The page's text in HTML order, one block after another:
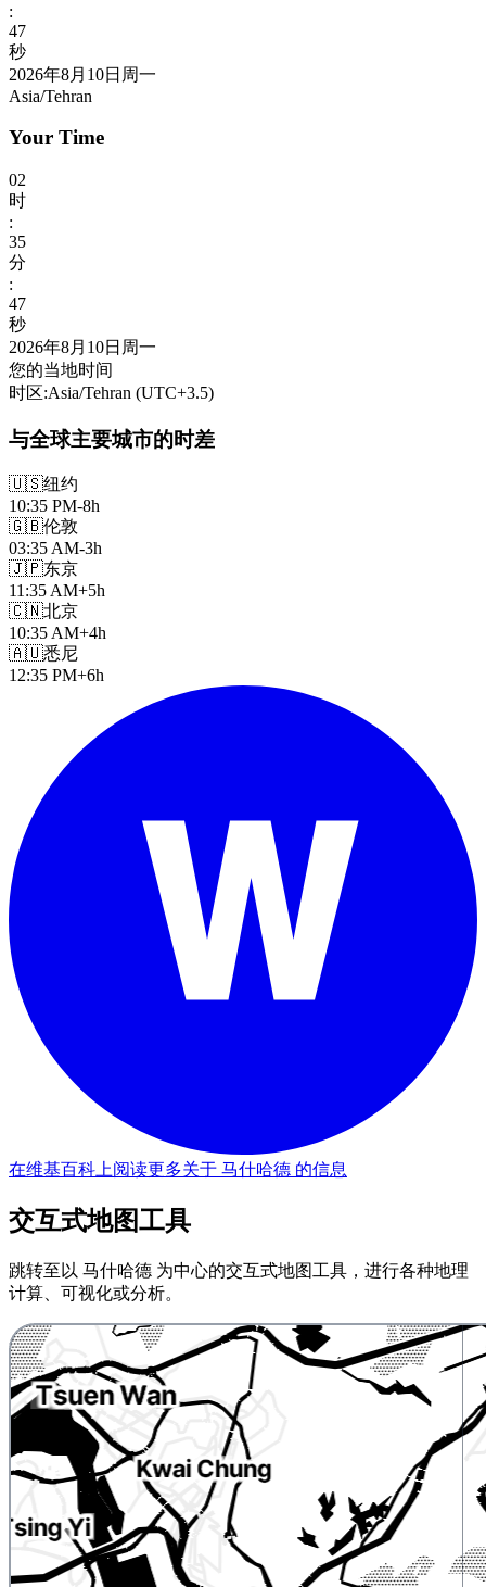
:
49
秒
2026年8月10日周一
Asia/Tehran
Your Time
02
时
:
35
分
:
49
秒
2026年8月10日周一
您的当地时间
时区:Asia/Tehran (UTC+3.5)
与全球主要城市的时差
🇺🇸纽约
10:35 PM-8h
🇬🇧伦敦
03:35 AM-3h
🇯🇵东京
11:35 AM+5h
🇨🇳北京
10:35 AM+4h
🇦🇺悉尼
12:35 PM+6h
在维基百科上阅读更多关于 马什哈德 的信息
交互式地图工具
跳转至以 马什哈德 为中心的交互式地图工具，进行各种地理
计算、可视化或分析。